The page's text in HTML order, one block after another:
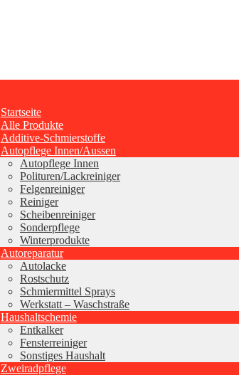
Startseite
Alle Produkte
Additive-Schmierstoffe
Autopflege Innen/Aussen
Autopflege Innen
Polituren/Lackreiniger
Felgenreiniger
Reiniger
Scheibenreiniger
Sonderpflege
Winterprodukte
Autoreparatur
Autolacke
Rostschutz
Schmiermittel Sprays
Werkstatt – Waschstraße
Haushaltschemie
Entkalker
Fensterreiniger
Sonstiges Haushalt
Zweiradpflege